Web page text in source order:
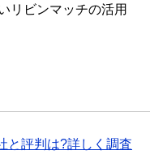
リビンマッチの活用
と評判は?詳しく調査